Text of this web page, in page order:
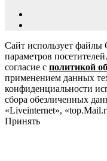
Сайт использует файлы
параметров
согласие с политикой
применением данных
конфиденциальности
сбора обезличенных
«Liveinternet»,
Принять